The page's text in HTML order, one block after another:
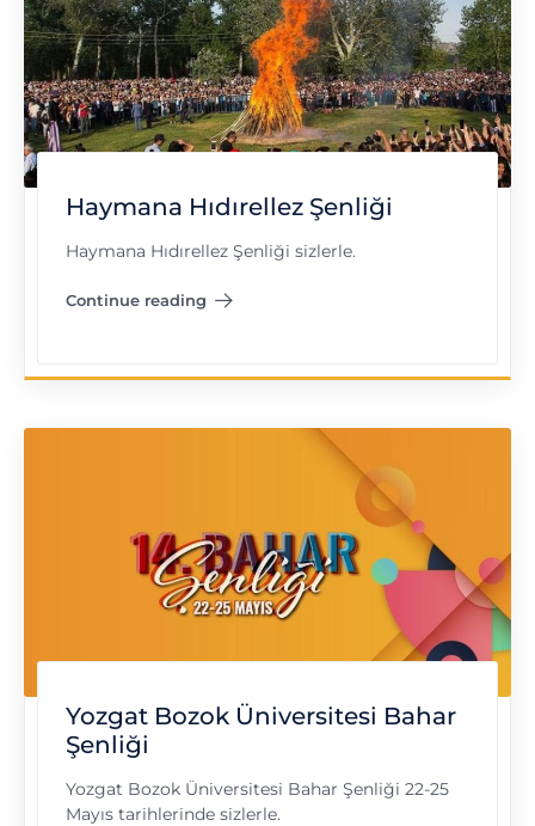
Haymana Hıdırellez Şenliği
Haymana Hıdırellez Şenliği sizlerle.
Continue reading
"Haymana Hıdırellez Şenliği"
Yozgat Bozok Üniversitesi Bahar
Şenliği
Yozgat Bozok Üniversitesi Bahar Şenliği 22-25
Mayıs tarihlerinde sizlerle.